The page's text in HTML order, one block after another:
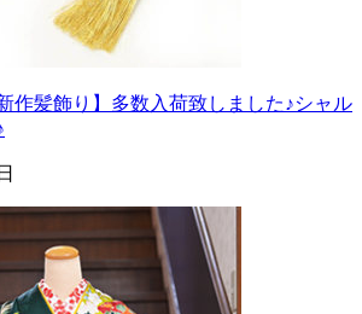
作髪飾り】多数入荷致しました♪シャル